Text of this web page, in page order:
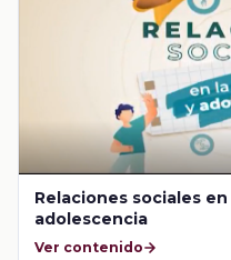
Relaciones sociales
adolescencia
Ver contenido